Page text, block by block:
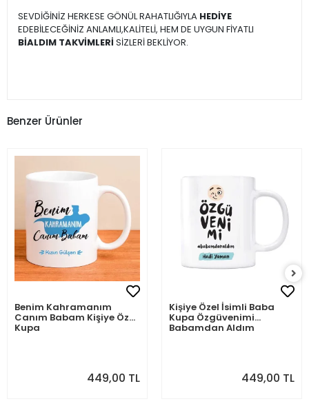
SEVDİĞİNİZ HERKESE GÖNÜL RAHATLIĞIYLA HEDİYE
EDEBİLECEĞİNİZ ANLAMLI,KALİTELİ, HEM DE UYGUN FİYATLI
BİALDIM TAKVİMLERİ SİZLERİ BEKLİYOR.
Benzer Ürünler
Benim Kahramanım
Canım Babam Kişiye Özel
Kupa
449,00 TL
Kişiye Özel İsimli Baba
Kupa Özgüvenimi
Babamdan Aldım
449,00 TL